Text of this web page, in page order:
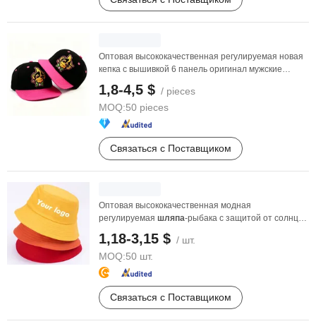
Оптовая высококачественная регулируемая новая
кепка с вышивкой 6 панель оригинал мужские
двухцветные ...
1,8-4,5 $ / pieces
MOQ:50 pieces
Связаться с Поставщиком
Оптовая высококачественная модная
регулируемая шляпа-рыбака с защитой от солнца,
кастомная тай-дай, ...
1,18-3,15 $ / шт.
MOQ:50 шт.
Связаться с Поставщиком